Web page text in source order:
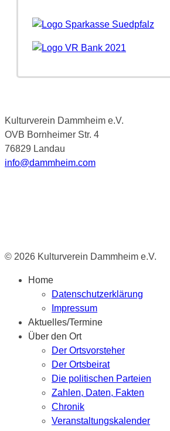
Kulturverein Dammheim e.V.
OVB Bornheimer Str. 4
76829 Landau
info@dammheim.com
© 2026 Kulturverein Dammheim e.V.
Home
Datenschutzerklärung
Impressum
Aktuelles/Termine
Über den Ort
Der Ortsvorsteher
Der Ortsbeirat
Die politischen Parteien
Zahlen, Daten, Fakten
Chronik
Veranstaltungskalender